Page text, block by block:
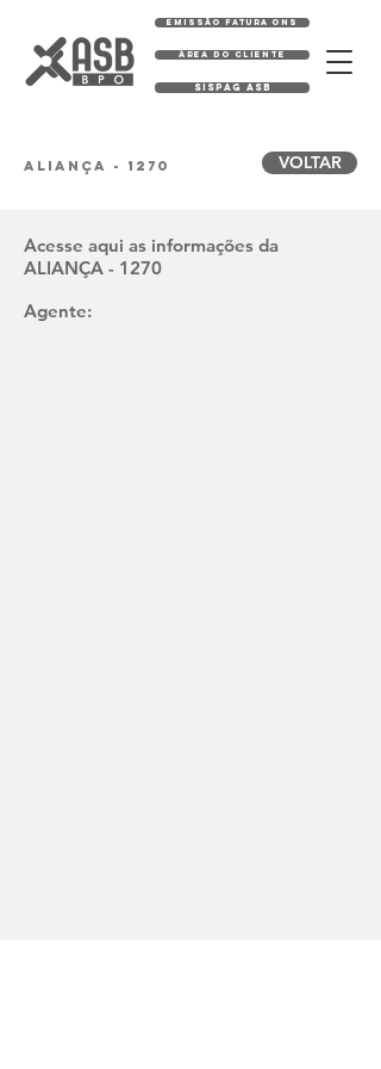
EMISSÃO FATURA ONS
ÁREA DO CLIENTE
SISPAG ASB
ALIANÇA - 1270 VOLTAR
Acesse aqui as informações da
ALIANÇA - 1270
Agente: